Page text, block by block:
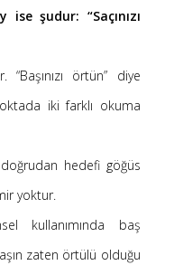
şudur: “Saçınızı
örtün” diye
iki farklı okuma
hedefi göğüs
yoktur.
kullanımında baş
zaten örtülü olduğu